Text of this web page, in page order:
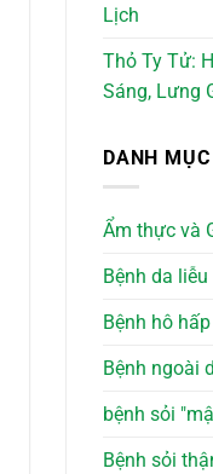
Lịch
Thỏ Ty Tử:
Sáng, Lưng
DANH MỤC
Ẩm thực và
Bệnh da liễu
Bệnh hô hấp
Bệnh ngoài
bệnh sỏi
Bệnh sỏi